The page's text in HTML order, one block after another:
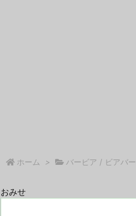
ホーム > バービア / ビアバー
おみせ